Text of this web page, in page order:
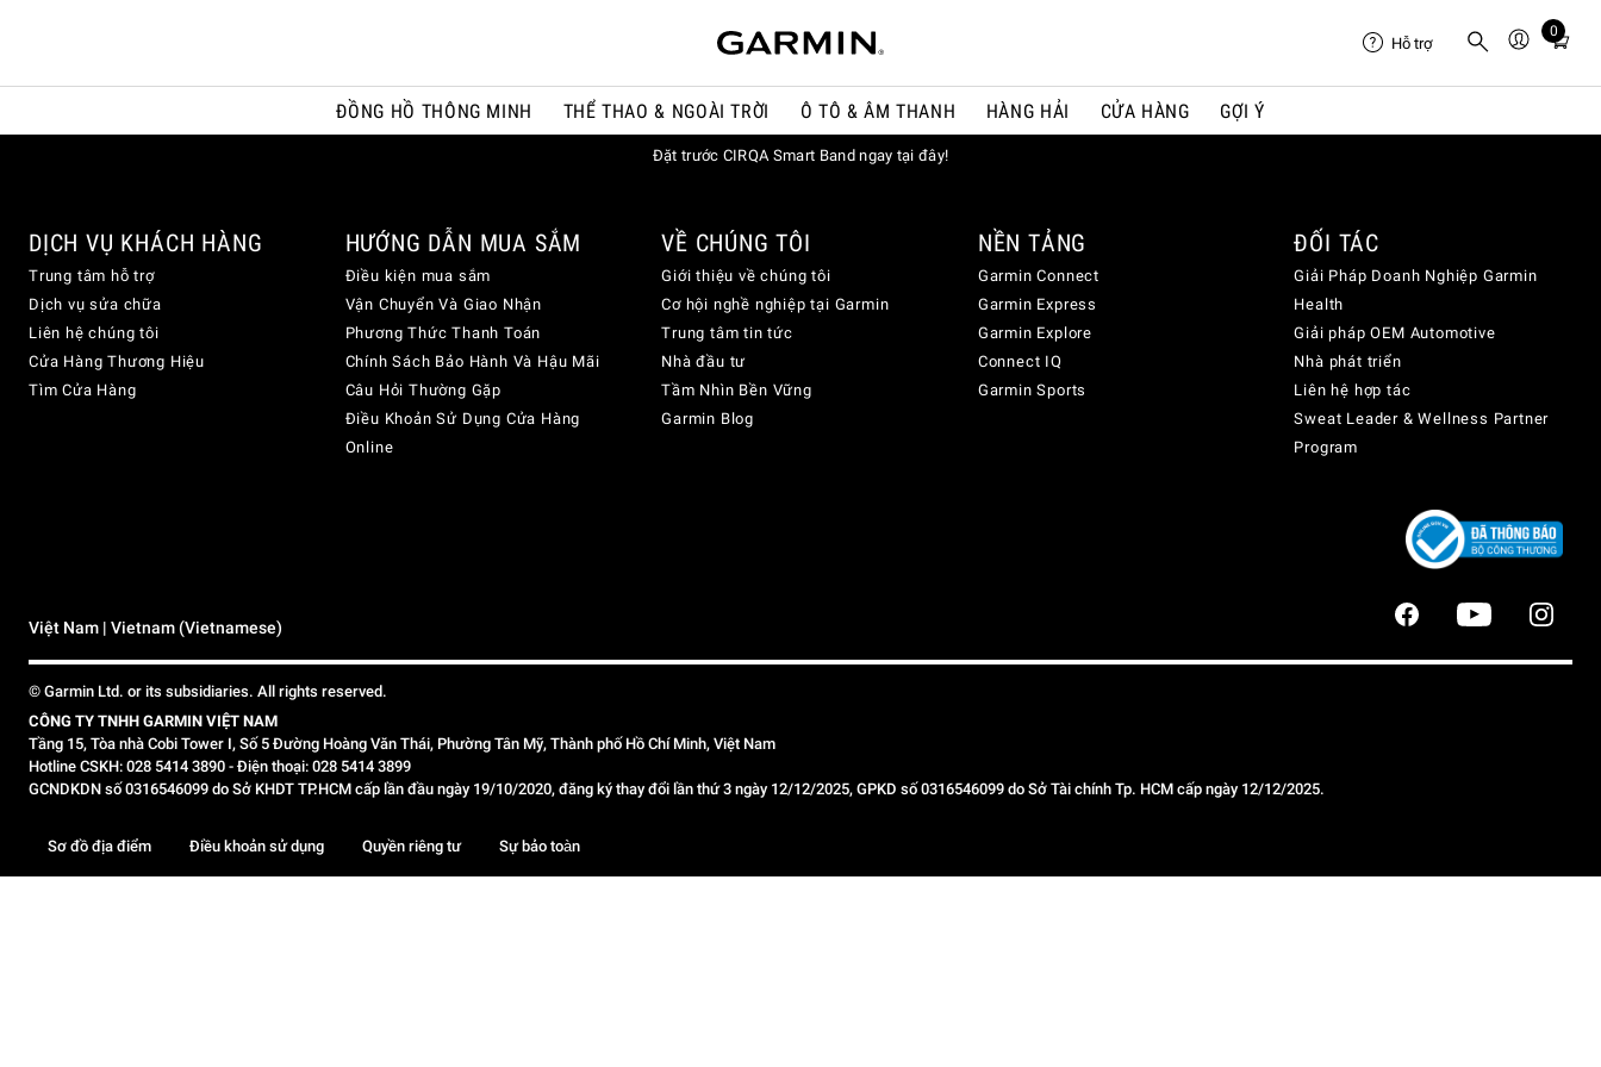
ĐỒNG HỒ THÔNG MINH THỂ THAO & NGOÀI TRỜI Ô TÔ & ÂM THANH HÀNG HẢI CỬA HÀNG GỢI Ý
Hỗ trợ
0
Total
in
Đặt trước CIRQA Smart Band ngay tại đây!
DỊCH VỤ KHÁCH HÀNG
Trung tâm hỗ trợ
Dịch vụ sửa chữa
Liên hệ chúng tôi
Cửa Hàng Thương Hiệu
Tìm Cửa Hàng
HƯỚNG DẪN MUA SẮM
Điều kiện mua sắm
Vận Chuyển Và Giao Nhận
Phương Thức Thanh Toán
Chính Sách Bảo Hành Và Hậu Mãi
Câu Hỏi Thường Gặp
Điều Khoản Sử Dụng Cửa Hàng
Online
VỀ CHÚNG TÔI
Giới thiệu về chúng tôi
Cơ hội nghề nghiệp tại Garmin
Trung tâm tin tức
Nhà đầu tư
Tầm Nhìn Bền Vững
Garmin Blog
NỀN TẢNG
Garmin Connect
Garmin Express
Garmin Explore
Connect IQ
Garmin Sports
ĐỐI TÁC
Giải Pháp Doanh Nghiệp Garmin
Health
Giải pháp OEM Automotive
Nhà phát triển
Liên hệ hợp tác
Sweat Leader & Wellness Partner
Program
Việt Nam | Vietnam (Vietnamese)
© Garmin Ltd. or its subsidiaries. All rights reserved.
CÔNG TY TNHH GARMIN VIỆT NAM
Tầng 15, Tòa nhà Cobi Tower I, Số 5 Đường Hoàng Văn Thái, Phường Tân Mỹ, Thành phố Hồ Chí Minh, Việt Nam
Hotline CSKH: 028 5414 3890 - Điện thoại: 028 5414 3899
GCNDKDN số 0316546099 do Sở KHDT TP.HCM cấp lần đầu ngày 19/10/2020, đăng ký thay đổi lần thứ 3 ngày 12/12/2025, GPKD số 0316546099 do Sở Tài chính Tp. HCM cấp ngày 12/12/2025.
Sơ đồ địa điểm Điều khoản sử dụng Quyền riêng tư Sự bảo toàn